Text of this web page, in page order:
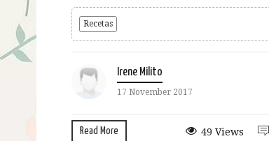
Recetas
Irene Milito
17 November 2017
Read More 49 Views